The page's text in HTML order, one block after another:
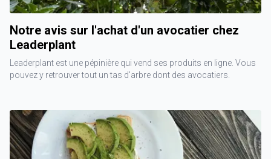
Notre avis sur l'achat d'un avocatier chez
Leaderplant
Leaderplant est une pépinière qui vend ses produits en ligne. Vous
pouvez y retrouver tout un tas d'arbre dont des avocatiers.